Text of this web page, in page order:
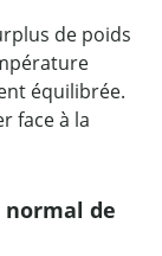
de poids
équilibrée.
face à la
normal de